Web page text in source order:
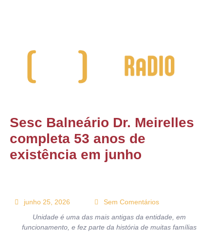
Sesc Balneário Dr. Meirelles
completa 53 anos de
existência em junho
junho 25, 2026
Sem Comentários
Unidade é uma das mais antigas da entidade, em
funcionamento, e fez parte da história de muitas famílias